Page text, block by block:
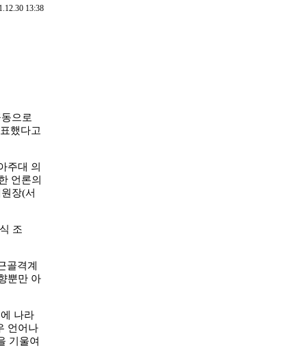
13:38
으로
했다고
주대 의
언론의
장(서
조
골격계
뿐만 아
나라
언어나
기울여